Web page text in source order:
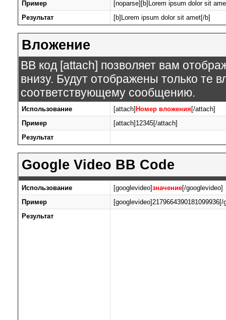
Пример
[noparse][b]Lorem ipsum dolor sit
Результат
[b]Lorem ipsum dolor sit amet[/b]
Вложение
BB код [attach] позволяет вам
внизу. Будут отображены только те
соответствующему сообщению.
Использование [attach] Номер вложения [/attach]
Пример
[attach]12345[/attach]
Результат
Google Video BB Code
Использование [googlevideo]значение[/googlevideo]
Пример
[googlevideo]2179664390181099936[/
Результат